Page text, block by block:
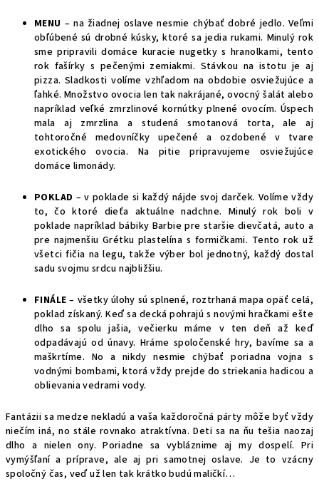
MENU – na žiadnej oslave nesmie chýbať dobré jedlo. Veľmi
obľúbené sú drobné kúsky, ktoré sa jedia rukami. Minulý rok
sme pripravili domáce kuracie nugetky s hranolkami, tento
rok fašírky s pečenými zemiakmi. Stávkou na istotu je aj
pizza. Sladkosti volíme vzhľadom na obdobie osviežujúce a
ľahké. Množstvo ovocia len tak nakrájané, ovocný šalát alebo
napríklad veľké zmrzlinové kornútky plnené ovocím. Úspech
mala aj zmrzlina a studená smotanová torta, ale aj
tohtoročné medovníčky upečené a ozdobené v tvare
exotického ovocia. Na pitie pripravujeme osviežujúce
domáce limonády.
POKLAD – v poklade si každý nájde svoj darček. Volíme vždy
to, čo ktoré dieťa aktuálne nadchne. Minulý rok boli v
poklade napríklad bábiky Barbie pre staršie dievčatá, auto a
pre najmenšiu Grétku plastelína s formičkami. Tento rok už
všetci fičia na legu, takže výber bol jednotný, každý dostal
sadu svojmu srdcu najbližšiu.
FINÁLE – všetky úlohy sú splnené, roztrhaná mapa opäť celá,
poklad získaný. Keď sa decká pohrajú s novými hračkami ešte
dlho sa spolu jašia, večierku máme v ten deň až keď
odpadávajú od únavy. Hráme spoločenské hry, bavíme sa a
maškrtíme. No a nikdy nesmie chýbať poriadna vojna s
vodnými bombami, ktorá vždy prejde do striekania hadicou a
oblievania vedrami vody.
Fantázii sa medze nekladú a vaša každoročná párty môže byť vždy
niečím iná, no stále rovnako atraktívna. Deti sa na ňu tešia naozaj
dlho a nielen ony. Poriadne sa vybláznime aj my dospelí. Pri
vymýšľaní a príprave, ale aj pri samotnej oslave. Je to vzácny
spoločný čas, veď už len tak krátko budú maličkí…